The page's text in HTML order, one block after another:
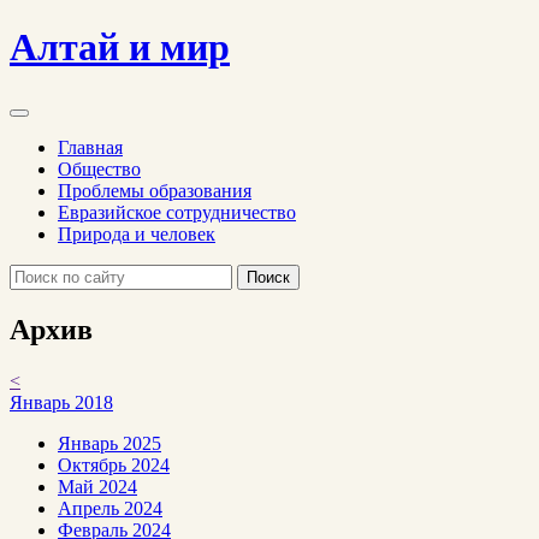
Алтай и мир
Главная
Общество
Проблемы образования
Евразийское сотрудничество
Природа и человек
Поиск
Архив
<
Январь 2018
Январь 2025
Октябрь 2024
Май 2024
Апрель 2024
Февраль 2024